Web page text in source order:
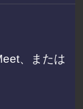
、または